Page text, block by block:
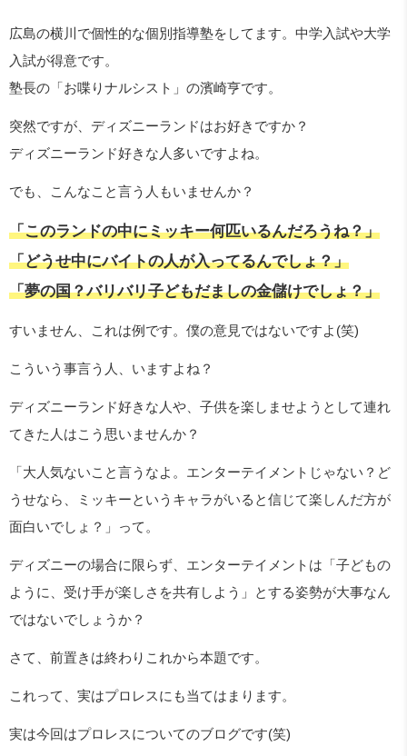
広島の横川で個性的な個別指導塾をしてます。中学入試や大学
入試が得意です。
塾長の「お喋りナルシスト」の濱崎亨です。
突然ですが、ディズニーランドはお好きですか？
ディズニーランド好きな人多いですよね。
でも、こんなこと言う人もいませんか？
「このランドの中にミッキー何匹いるんだろうね？」
「どうせ中にバイトの人が入ってるんでしょ？」
「夢の国？バリバリ子どもだましの金儲けでしょ？」
すいません、これは例です。僕の意見ではないですよ(笑)
こういう事言う人、いますよね？
ディズニーランド好きな人や、子供を楽しませようとして連れ
てきた人はこう思いませんか？
「大人気ないこと言うなよ。エンターテイメントじゃない？ど
うせなら、ミッキーというキャラがいると信じて楽しんだ方が
面白いでしょ？」って。
ディズニーの場合に限らず、エンターテイメントは「子どもの
ように、受け手が楽しさを共有しよう」とする姿勢が大事なん
ではないでしょうか？
さて、前置きは終わりこれから本題です。
これって、実はプロレスにも当てはまります。
実は今回はプロレスについてのブログです(笑)